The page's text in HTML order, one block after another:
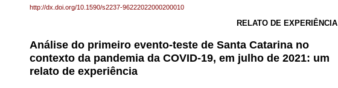
http://dx.doi.org/10.1590/s2237-96222022000200010
RELATO DE EXPERIÊNCIA
Análise do primeiro evento-teste de Santa Catarina no
contexto da pandemia da COVID-19, em julho de 2021: um
relato de experiência